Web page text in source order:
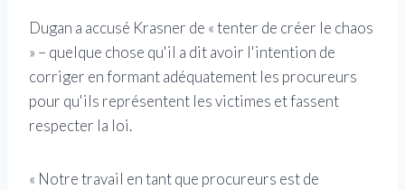
Dugan a accusé Krasner de « tenter de créer le chaos
» – quelque chose qu'il a dit avoir l'intention de
corriger en formant adéquatement les procureurs
pour qu'ils représentent les victimes et fassent
respecter la loi.
« Notre travail en tant que procureurs est de